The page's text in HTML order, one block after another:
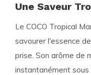
Une Saveur
Le COCO Tropical
savourer l'essence
prise. Son arôme de
instantanément sous